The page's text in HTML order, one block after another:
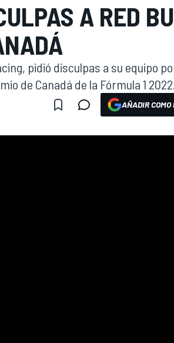
A RED
pidió disculpas a su equipo
de Canadá de la Fórmula 1 2022.
AÑADIR